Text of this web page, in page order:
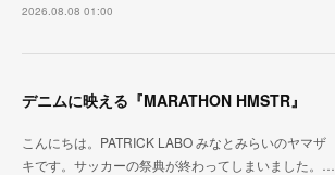
2026.08.08 01:00
デニムに映える『MARATHON HMSTR』
こんにちは。PATRICK LABO みなとみらいのヤマザ
キです。サッカーの祭典が終わってしまいました。…